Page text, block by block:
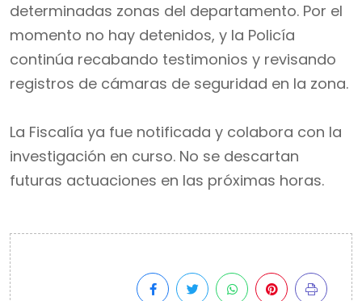
determinadas zonas del departamento. Por el
momento no hay detenidos, y la Policía
continúa recabando testimonios y revisando
registros de cámaras de seguridad en la zona.
La Fiscalía ya fue notificada y colabora con la
investigación en curso. No se descartan
futuras actuaciones en las próximas horas.